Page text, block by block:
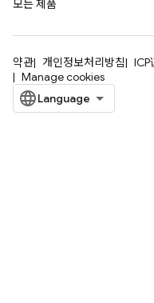
모든 제품
약관 개인정보처리방침
Manage cookies